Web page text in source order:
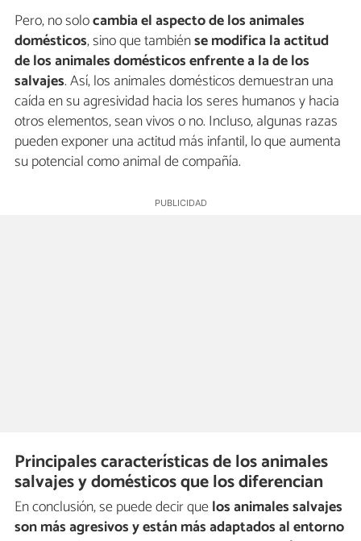
Pero, no solocambia el aspecto de los animales
domésticos, sino que tambiénse modifica la actitud
de los animales domésticos enfrente a la de los
salvajes. Así, los animales domésticos demuestran una
caída en su agresividad hacia los seres humanos y hacia
otros elementos, sean vivos o no. Incluso, algunas razas
pueden exponer una actitud más infantil, lo que aumenta
su potencial como animal de compañía.
Principales características de los animales
salvajes y domésticos que los diferencian
En conclusión, se puede decir quelos animales salvajes
son más agresivos y están más adaptados al entorno